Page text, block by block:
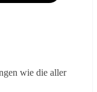
wie die aller